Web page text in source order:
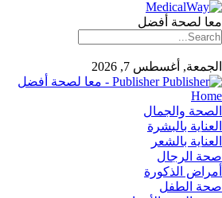
معا لصحة أفضل
الجمعة, أغسطس 7, 2026
Publisher - معا لصحة أفضل
Home
الصحة والجمال
العناية بالبشرة
العناية بالشعر
صحة الرجال
أمراض الذكورة
صحة الطفل